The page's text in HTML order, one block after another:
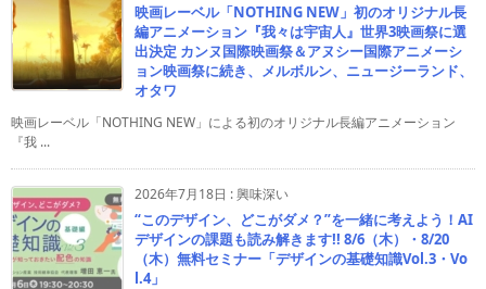
映画レーベル「NOTHING NEW」初のオリジナル長
編アニメーション『我々は宇宙人』世界3映画祭に選
出決定 カンヌ国際映画祭＆アヌシー国際アニメーシ
ョン映画祭に続き、メルボルン、ニュージーランド、
オタワ
映画レーベル「NOTHING NEW」による初のオリジナル長編アニメーション
『我 ...
2026年7月18日 :興味深い
“このデザイン、どこがダメ？”を一緒に考えよう！AI
デザインの課題も読み解きます!! 8/6（木）・8/20
（木）無料セミナー「デザインの基礎知識Vol.3・Vo
l.4」